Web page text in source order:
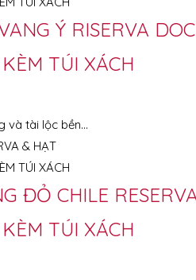
Ý RISERVA
TÚI XÁCH
và tài lộc bền…
ĐỎ CHILE
TÚI XÁCH